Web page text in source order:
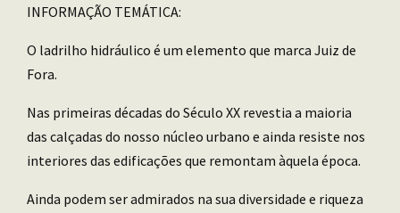
INFORMAÇÃO TEMÁTICA:
O ladrilho hidráulico é um elemento que marca Juiz de
Fora.
Nas primeiras décadas do Século XX revestia a maioria
das calçadas do nosso núcleo urbano e ainda resiste nos
interiores das edificações que remontam àquela época.
Ainda podem ser admirados na sua diversidade e riqueza